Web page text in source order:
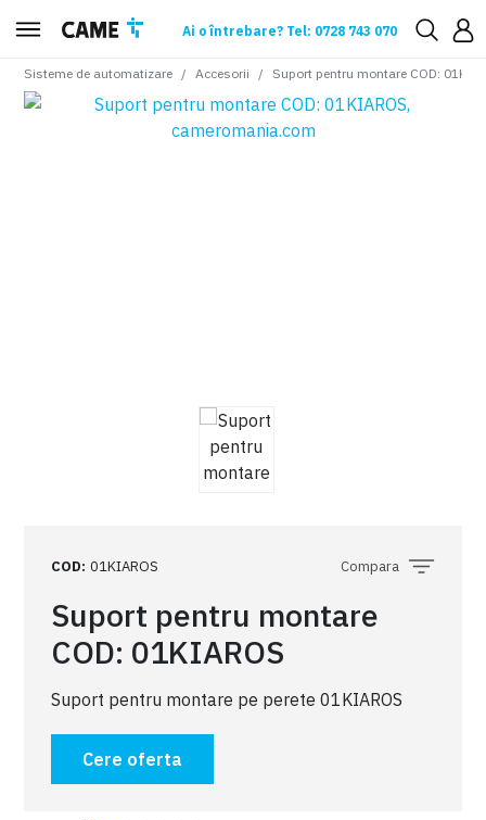
Ai o întrebare? Tel: 0728 743 070
Sisteme de automatizare Accesorii Suport pentru montare COD:
COD: 01KIAROS Compara
Suport pentru montare
COD: 01KIAROS
Suport pentru montare pe perete 01KIAROS
Cere oferta